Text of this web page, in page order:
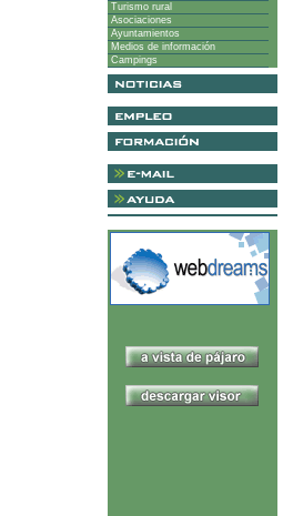
Turismo rural
Asociaciones
Ayuntamientos
Medios de información
Campings